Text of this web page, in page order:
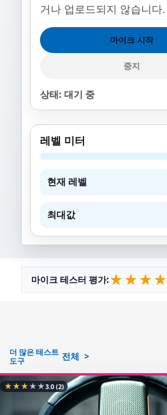
거나 업로드되지 않습니다.
마이크 시작
중지
상태: 대기 중
레벨 미터
현재 레벨
최대값
마이크 테스터 평가:★★★★
더 많은 테스트
도구
전체
★★★★★3.0(2)